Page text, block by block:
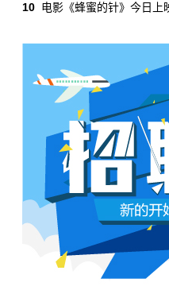
时间，年轻人在电影院里的
多。20岁以下更夸张，从
乎归零…
6月29日 10:20:00
AI短剧赢了数量，真人
2026年一季度，全行业上
其中AI短剧12.2万部，占比
剧？只剩几千部。你猜这
了多少流量？
6月28日 13:03:00
戛纳一句"Fuck AI"，喊
10 电影《蜂蜜的针》今日上